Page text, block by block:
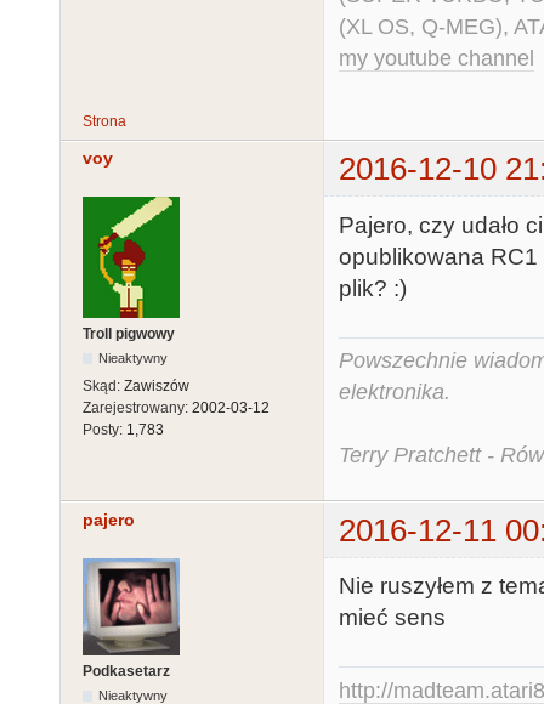
(XL OS, Q-MEG),
my youtube channel
Strona
voy 2016-12-10
Troll pigwowy
Nieaktywny
Skąd: Zawiszów
Zarejestrowany: 2002-03-12
Posty: 1,783
Pajero, czy udało
opublikowana
plik? :)
Powszechnie
elektronika.
Terry Pratchett -
pajero 2016-12-11
Podkasetarz
Nieaktywny
Nie ruszyłem z
mieć sens
http://